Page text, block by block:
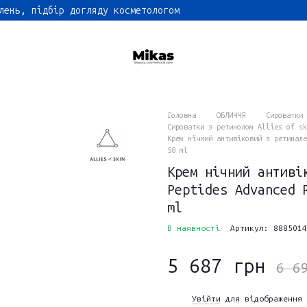
підбір догляду косметологом
Головна ОБЛИЧЧЯ
Сироватки
Сироватки з ретинолом Allies of
Крем нічний антивіковий з
50 ml
Крем нічний
Peptides
ml
В наявності Артикул:
5 687 грн 6
Увійти для відображення